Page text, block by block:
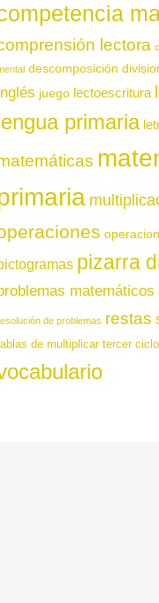
lectora
descomposición
juego lectoescritura
primaria
pizarra
matemáticos
de problemas restas
de multiplicar tercer ciclo